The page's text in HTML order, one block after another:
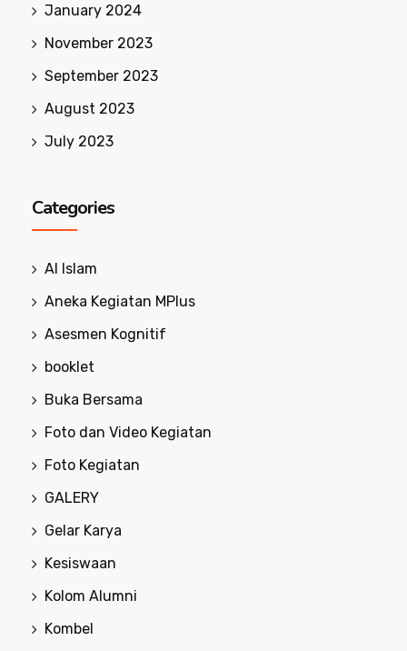
January 2024
November 2023
September 2023
August 2023
July 2023
Categories
Al Islam
Aneka Kegiatan MPlus
Asesmen Kognitif
booklet
Buka Bersama
Foto dan Video Kegiatan
Foto Kegiatan
GALERY
Gelar Karya
Kesiswaan
Kolom Alumni
Kombel